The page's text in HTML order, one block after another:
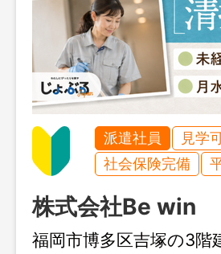
派遣社員 見学
社会保険完備
株式会社Be win
福岡市博多区吉塚の3